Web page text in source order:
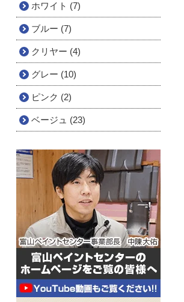
ホワイト (7)
ブルー (7)
クリヤー (4)
グレー (10)
ピンク (2)
ベージュ (23)